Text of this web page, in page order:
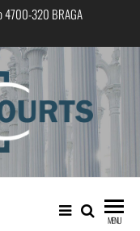
4700-320 BRAGA
e diferença cultural na
portuguesa
MENU